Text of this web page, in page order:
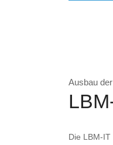
Ausbau
Die LBM-